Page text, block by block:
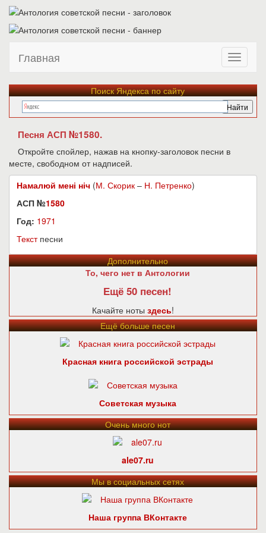
Главная
Поиск Яндекса по сайту
Песня АСП №1580.
Откройте спойлер, нажав на кнопку-заголовок песни в
месте, свободном от надписей.
Намалюй мені ніч (М. Скорик – Н. Петренко)
АСП №1580
Год: 1971
Текстпесни
Дополнительно
То, чего нет в Антологии
Ещё 50 песен!
Качайте ноты здесь!
Ещё больше песен
Красная книга российской эстрады
Советская музыка
Очень много нот
ale07.ru
Мы в социальных сетях
Наша группа ВКонтакте